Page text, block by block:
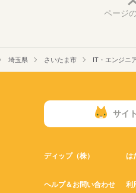
ページ
埼玉県 さいたま市 IT・エンジニ
サイ
ディップ（株） は
ヘルプ＆お問い合わせ 利